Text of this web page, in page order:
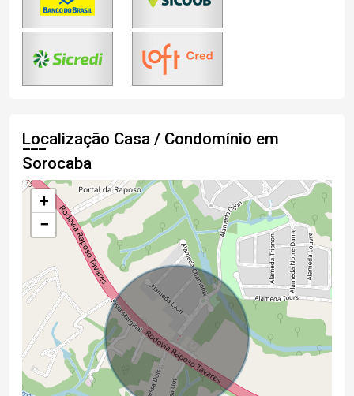
Localização Casa / Condomínio em
Sorocaba
+
−